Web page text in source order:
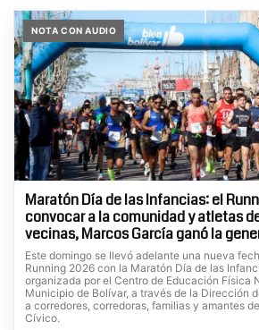
NOTA CON AUDIO
Maratón Día de las Infancias: el
convocar a la comunidad y atletas
vecinas, Marcos García ganó la
Este domingo se llevó adelante una nueva
Running 2026 con la Maratón Día de las
organizada por el Centro de Educación Física
Municipio de Bolívar, a través de la Dirección
a corredores, corredoras, familias y amantes
Cívico.